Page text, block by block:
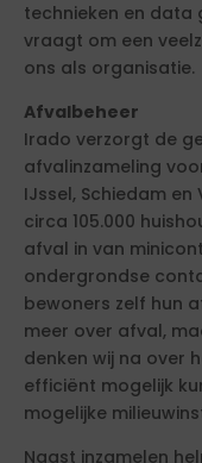
technieken en data
vraagt om een
ons als organisatie.
Afvalbeheer
Irado verzorgt de
afvalinzameling
IJssel, Schiedam
circa 105.000
afval in van
ondergrondse
bewoners zelf hun
meer over afval,
denken wij na over
efficiënt mogelijk
mogelijke
Naast inzamelen